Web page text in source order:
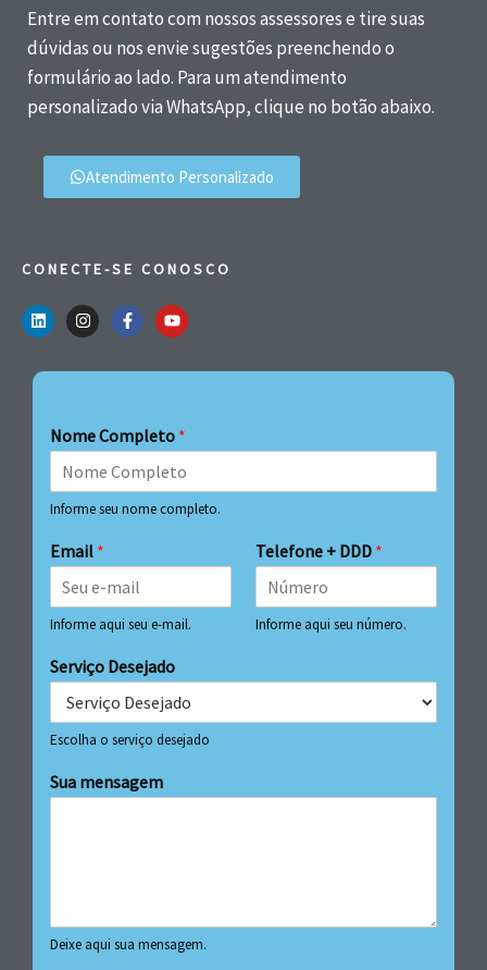
Entre em contato com nossos assessores e tire suas
dúvidas ou nos envie sugestões preenchendo o
formulário ao lado. Para um atendimento
personalizado via WhatsApp, clique no botão abaixo.
Atendimento Personalizado
CONECTE-SE CONOSCO
Nome Completo *
Informe seu nome completo.
Email *
Informe aqui seu e-mail.
Telefone + DDD *
Informe aqui seu número.
Serviço Desejado
Escolha o serviço desejado
Sua mensagem
Deixe aqui sua mensagem.